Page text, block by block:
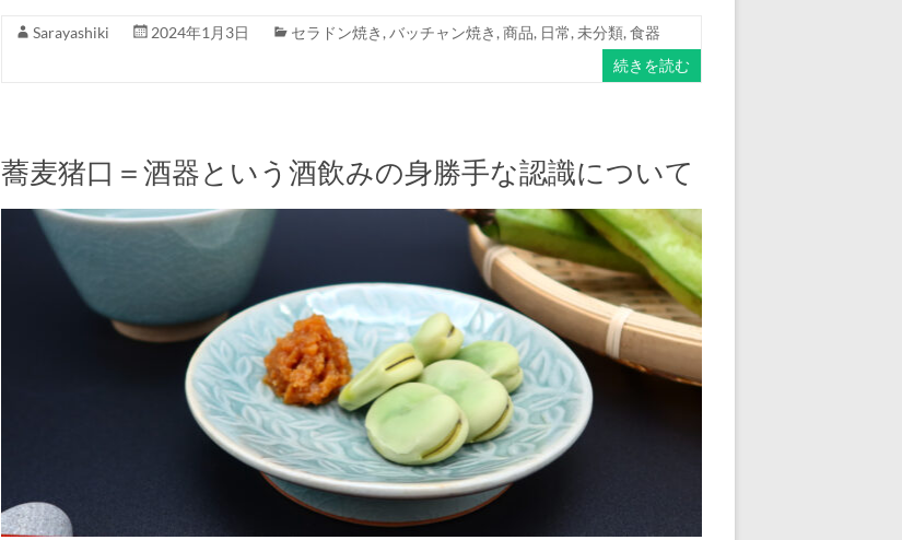
Sarayashiki 2024年1月3日 セラドン焼き , バッチャン焼き , 商品, 日常, 未分類, 食器
続きを読む
蕎麦猪口＝酒器という酒飲みの身勝手な認識について